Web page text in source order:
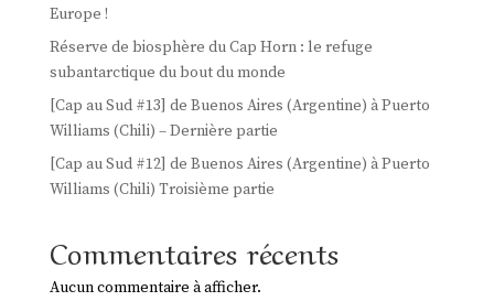
Europe !
Réserve de biosphère du Cap Horn : le refuge
subantarctique du bout du monde
[Cap au Sud #13] de Buenos Aires (Argentine) à Puerto
Williams (Chili) – Dernière partie
[Cap au Sud #12] de Buenos Aires (Argentine) à Puerto
Williams (Chili) Troisième partie
Commentaires récents
Aucun commentaire à afficher.